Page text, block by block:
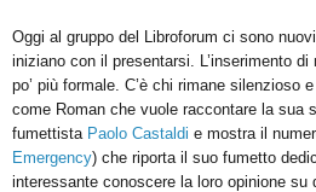
Oggi al gruppo del Libroforum ci sono
iniziano con il presentarsi. L’inserimento
po’ più formale. C’è chi rimane silenzioso
come Roman che vuole raccontare la sua
fumettista Paolo Castaldi e mostra il
Emergency) che riporta il suo fumetto
interessante conoscere la loro opinione su